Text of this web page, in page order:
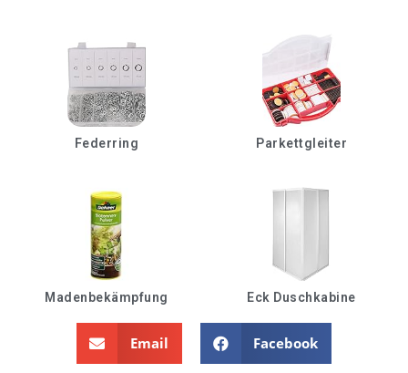
Federring Parkettgleiter
Madenbekämpfung Eck Duschkabine
Email Facebook